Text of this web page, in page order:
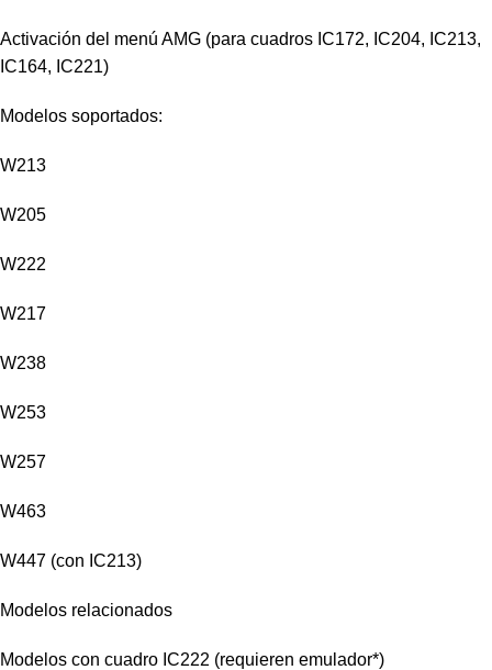
Activación del menú AMG (para cuadros IC172, IC204, IC213,
IC164, IC221)
Modelos soportados:
W213
W205
W222
W217
W238
W253
W257
W463
W447 (con IC213)
Modelos relacionados
Modelos con cuadro IC222 (requieren emulador*)